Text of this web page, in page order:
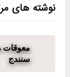
نوشته های
معوقات
سنندج